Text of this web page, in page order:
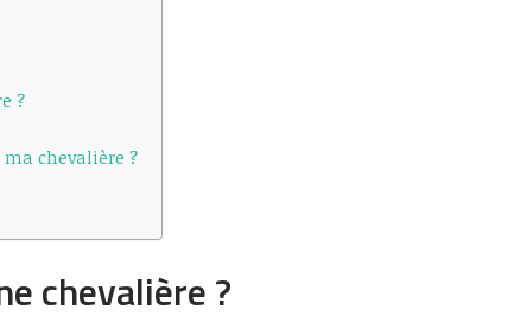
?
chevalière ?
chevalière ?